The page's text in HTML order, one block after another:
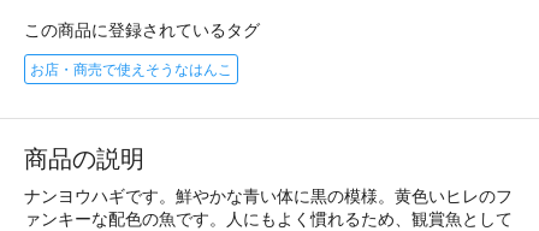
この商品に登録されているタグ
お店・商売で使えそうなはんこ
商品の説明
ナンヨウハギです。鮮やかな青い体に黒の模様。黄色いヒレのフ
ァンキーな配色の魚です。人にもよく慣れるため、観賞魚として